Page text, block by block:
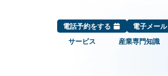
電話予約をする 電子メール
サービス
産業専門知識